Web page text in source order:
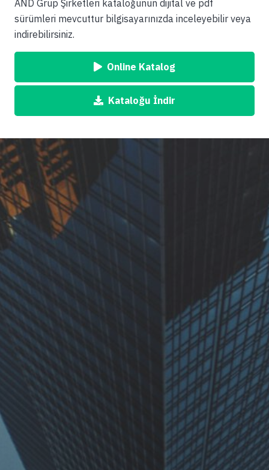
AND Grup Şirketleri kataloğunun dijital ve pdf
sürümleri mevcuttur bilgisayarınızda inceleyebilir veya
indirebilirsiniz.
Online Katalog
Kataloğu İndir